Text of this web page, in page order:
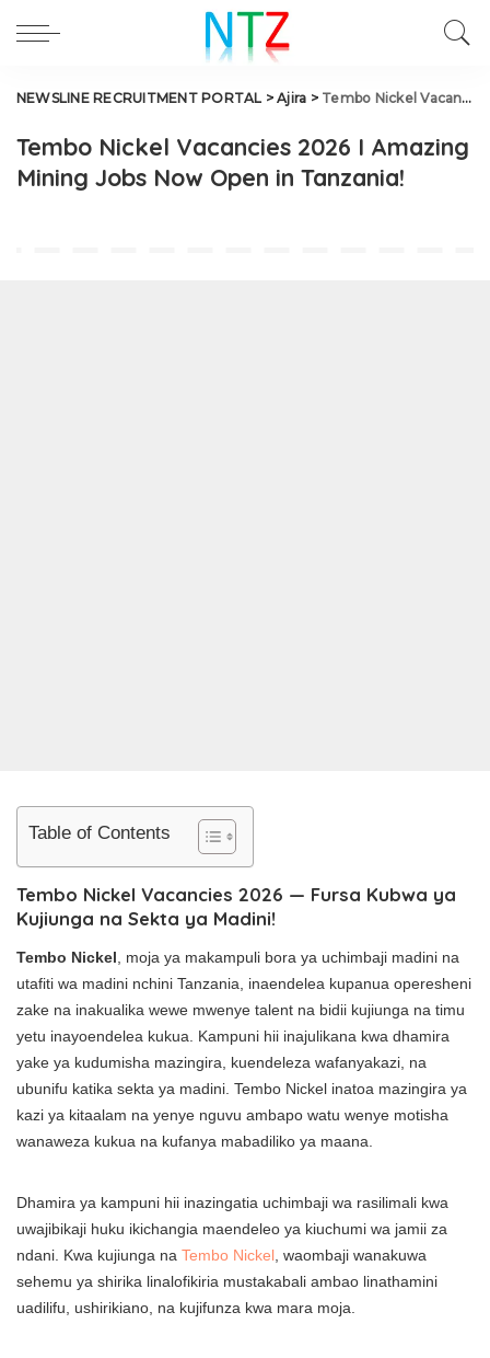
NEWSLINE RECRUITMENT PORTAL >Ajira > Tembo Nickel Vacancies 2026 I Amazing Mining Jobs Now Open in Tanzania!
Tembo Nickel Vacancies 2026 I Amazing
Mining Jobs Now Open in Tanzania!
Table of Contents
Tembo Nickel Vacancies 2026 — Fursa Kubwa ya
Kujiunga na Sekta ya Madini!
Tembo Nickel, moja ya makampuli bora ya uchimbaji madini na
utafiti wa madini nchini Tanzania, inaendelea kupanua operesheni
zake na inakualika wewe mwenye talent na bidii kujiunga na timu
yetu inayoendelea kukua. Kampuni hii inajulikana kwa dhamira
yake ya kudumisha mazingira, kuendeleza wafanyakazi, na
ubunifu katika sekta ya madini. Tembo Nickel inatoa mazingira ya
kazi ya kitaalam na yenye nguvu ambapo watu wenye motisha
wanaweza kukua na kufanya mabadiliko ya maana.
Dhamira ya kampuni hii inazingatia uchimbaji wa rasilimali kwa
uwajibikaji huku ikichangia maendeleo ya kiuchumi wa jamii za
ndani. Kwa kujiunga na Tembo Nickel, waombaji wanakuwa
sehemu ya shirika linalofikiria mustakabali ambao linathamini
uadilifu, ushirikiano, na kujifunza kwa mara moja.